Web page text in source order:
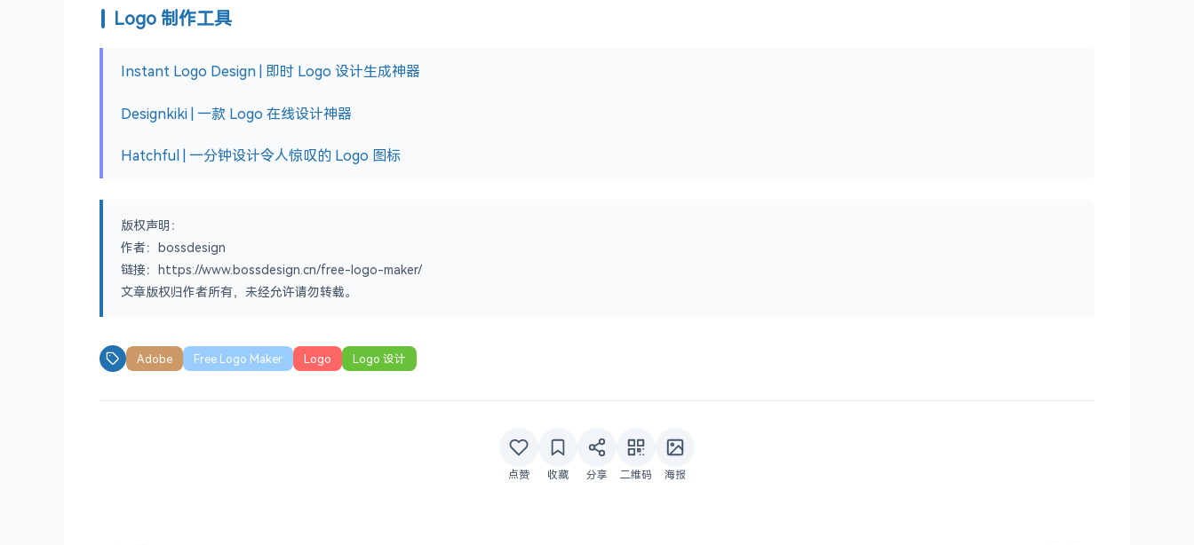
Logo 制作工具
Instant Logo Design | 即时 Logo 设计生成神器
Designkiki | 一款 Logo 在线设计神器
Hatchful | 一分钟设计令人惊叹的 Logo 图标
版权声明：
作者：bossdesign
链接：https://www.bossdesign.cn/free-logo-maker/
文章版权归作者所有，未经允许请勿转载。
Adobe Free Logo Maker Logo Logo 设计
点赞 收藏 分享 二维码 海报